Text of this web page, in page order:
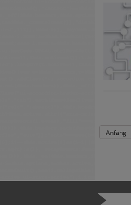
Anfang